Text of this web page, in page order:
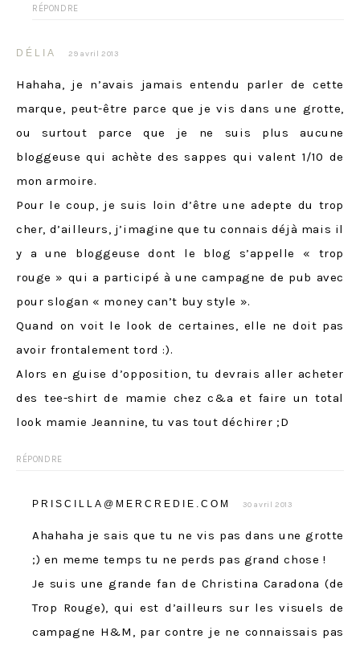
RÉPONDRE
DÉLIA 29 avril 2013
Hahaha, je n’avais jamais entendu parler de cette
marque, peut-être parce que je vis dans une grotte,
ou surtout parce que je ne suis plus aucune
bloggeuse qui achète des sappes qui valent 1/10 de
mon armoire.
Pour le coup, je suis loin d’être une adepte du trop
cher, d’ailleurs, j’imagine que tu connais déjà mais il
y a une bloggeuse dont le blog s’appelle « trop
rouge » qui a participé à une campagne de pub avec
pour slogan « money can’t buy style ».
Quand on voit le look de certaines, elle ne doit pas
avoir frontalement tord :).
Alors en guise d’opposition, tu devrais aller acheter
des tee-shirt de mamie chez c&a et faire un total
look mamie Jeannine, tu vas tout déchirer ;D
RÉPONDRE
PRISCILLA@MERCREDIE.COM 30 avril 2013
Ahahaha je sais que tu ne vis pas dans une grotte
;) en meme temps tu ne perds pas grand chose !
Je suis une grande fan de Christina Caradona (de
Trop Rouge), qui est d’ailleurs sur les visuels de
campagne H&M, par contre je ne connaissais pas